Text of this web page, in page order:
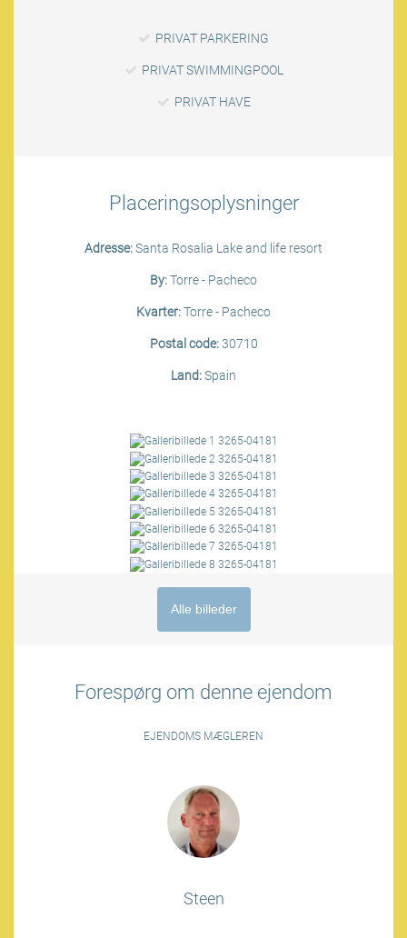
PRIVAT PARKERING
PRIVAT SWIMMINGPOOL
PRIVAT HAVE
Placeringsoplysninger
Adresse:Santa Rosalia Lake and life resort
By:Torre - Pacheco
Kvarter:Torre - Pacheco
Postal code:30710
Land:Spain
Alle billeder
Forespørg om denne ejendom
EJENDOMS MÆGLEREN
Steen